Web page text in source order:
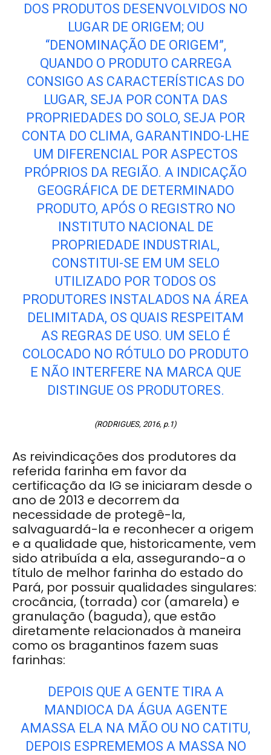
DOS PRODUTOS DESENVOLVIDOS NO
LUGAR DE ORIGEM; OU
“DENOMINAÇÃO DE ORIGEM”,
QUANDO O PRODUTO CARREGA
CONSIGO AS CARACTERÍSTICAS DO
LUGAR, SEJA POR CONTA DAS
PROPRIEDADES DO SOLO, SEJA POR
CONTA DO CLIMA, GARANTINDO-LHE
UM DIFERENCIAL POR ASPECTOS
PRÓPRIOS DA REGIÃO. A INDICAÇÃO
GEOGRÁFICA DE DETERMINADO
PRODUTO, APÓS O REGISTRO NO
INSTITUTO NACIONAL DE
PROPRIEDADE INDUSTRIAL,
CONSTITUI-SE EM UM SELO
UTILIZADO POR TODOS OS
PRODUTORES INSTALADOS NA ÁREA
DELIMITADA, OS QUAIS RESPEITAM
AS REGRAS DE USO. UM SELO É
COLOCADO NO RÓTULO DO PRODUTO
E NÃO INTERFERE NA MARCA QUE
DISTINGUE OS PRODUTORES.
(RODRIGUES, 2016, p.1)
As reivindicações dos produtores da
referida farinha em favor da
certificação da IG se iniciaram desde o
ano de 2013 e decorrem da
necessidade de protegê-la,
salvaguardá-la e reconhecer a origem
e a qualidade que, historicamente, vem
sido atribuída a ela, assegurando-a o
título de melhor farinha do estado do
Pará, por possuir qualidades singulares:
crocância, (torrada) cor (amarela) e
granulação (baguda), que estão
diretamente relacionados à maneira
como os bragantinos fazem suas
farinhas:
DEPOIS QUE A GENTE TIRA A
MANDIOCA DA ÁGUA AGENTE
AMASSA ELA NA MÃO OU NO CATITU,
DEPOIS ESPREMEMOS A MASSA NO